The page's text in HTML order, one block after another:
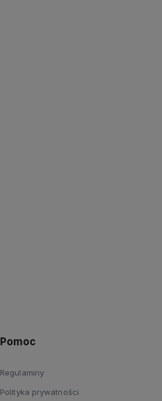
Pomoc
Regulaminy
Polityka prywatności